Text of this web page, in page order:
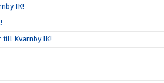
IK!
Kvarnby IK!